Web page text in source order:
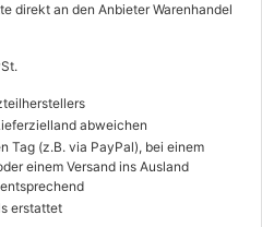
direkt an den Anbieter Warenhandel
abweichen
Tag (z.B. via PayPal), bei einem
einem Versand ins Ausland
erstattet